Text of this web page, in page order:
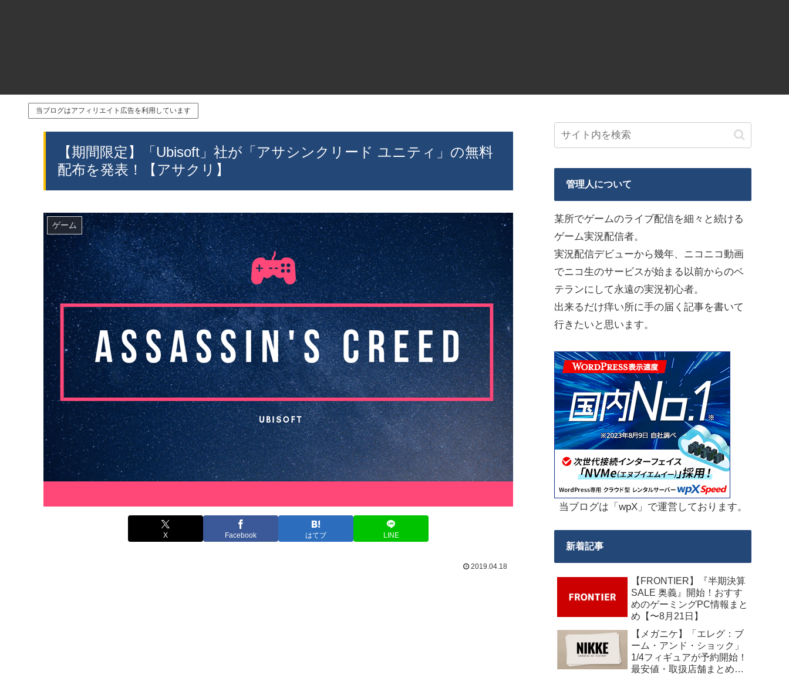
当ブログはアフィリエイト広告を利用しています
【期間限定】「Ubisoft」社が「アサシンクリード ユニティ」の無料
配布を発表！【アサクリ】
ゲーム
X Facebook はてブ LINE
2019.04.18
管理人について
某所でゲームのライブ配信を細々と続ける
ゲーム実況配信者。
実況配信デビューから幾年、ニコニコ動画
でニコ生のサービスが始まる以前からのベ
テランにして永遠の実況初心者。
出来るだけ痒い所に手の届く記事を書いて
行きたいと思います。
当ブログは「wpX」で運営しております。
新着記事
【FRONTIER】『半期決算
SALE 奥義』開始！おすす
めのゲーミングPC情報まと
め【〜8月21日】
【メガニケ】「エレグ：ブ
ーム・アンド・ショック」
1/4フィギュアが予約開始！
最安値・取扱店舗まとめ